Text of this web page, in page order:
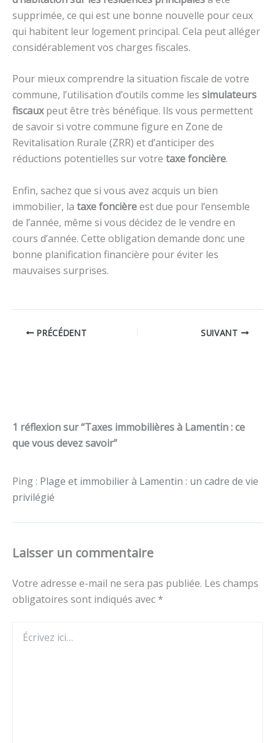
supprimée, ce qui est une bonne nouvelle pour ceux
qui habitent leur logement principal. Cela peut alléger
considérablement vos charges fiscales.
Pour mieux comprendre la situation fiscale de votre
commune, l’utilisation d’outils comme les simulateurs
fiscauxpeut être très bénéfique. Ils vous permettent
de savoir si votre commune figure en Zone de
Revitalisation Rurale (ZRR) et d’anticiper des
réductions potentielles sur votre taxe foncière.
Enfin, sachez que si vous avez acquis un bien
immobilier, la taxe foncièreest due pour l’ensemble
de l’année, même si vous décidez de le vendre en
cours d’année. Cette obligation demande donc une
bonne planification financière pour éviter les
mauvaises surprises.
PRÉCÉDENT SUIVANT
1 réflexion sur “Taxes immobilières à Lamentin : ce
que vous devez savoir”
Ping : Plage et immobilier à Lamentin : un cadre de vie
privilégié
Laisser un commentaire
Votre adresse e-mail ne sera pas publiée. Les champs
obligatoires sont indiqués avec *
ici…